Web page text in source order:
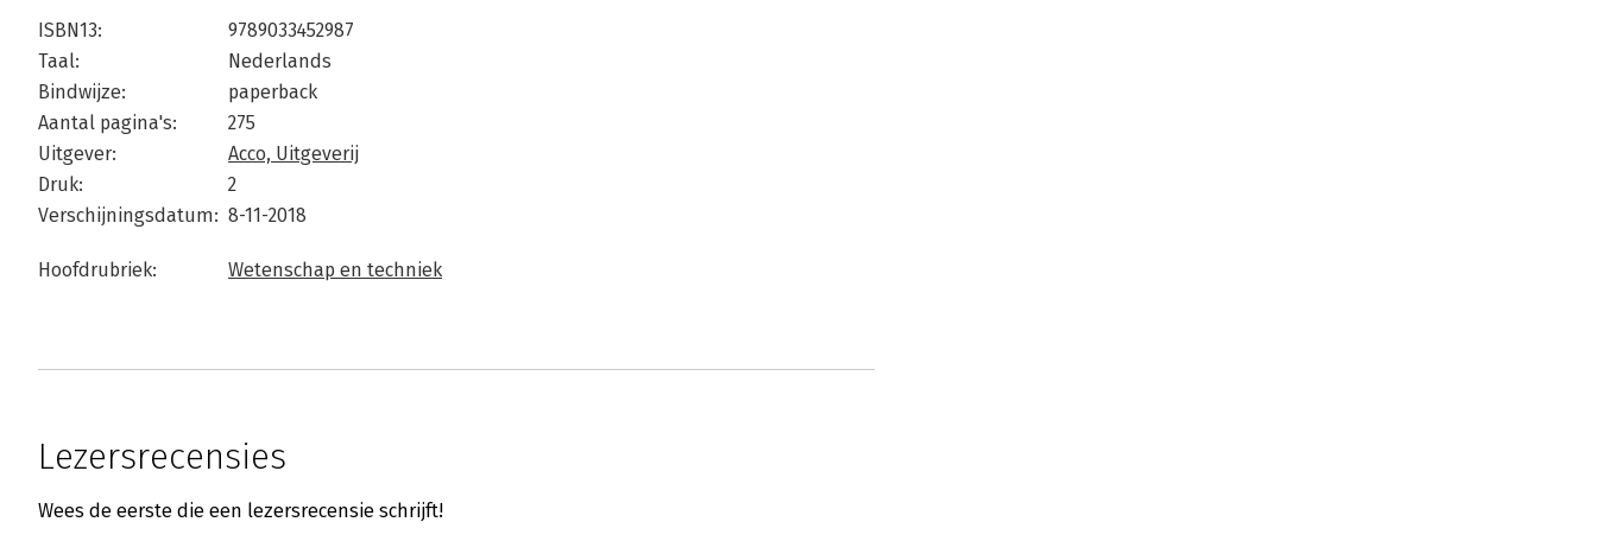
ISBN13:
9789033452987
Taal:
Nederlands
Bindwijze:
paperback
Aantal pagina's:
275
Uitgever:
Acco, Uitgeverij
Druk:
2
Verschijningsdatum: 8-11-2018
Hoofdrubriek: Wetenschap en techniek
Lezersrecensies
Wees de eerste die een lezersrecensie schrijft!